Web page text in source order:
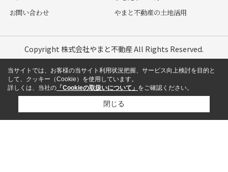
お問い合わせ
やまと不動産の土地活用
Copyright 株式会社やまと不動産 All Rights Reserved.
当サイトでは、お客様の当サイト利用状況把握、サービス向上検討を目的と
して、クッキー（Cookie）を使用しています。
詳しくは、当社の 「Cookieの取扱いについて」 をご確認ください。
閉じる